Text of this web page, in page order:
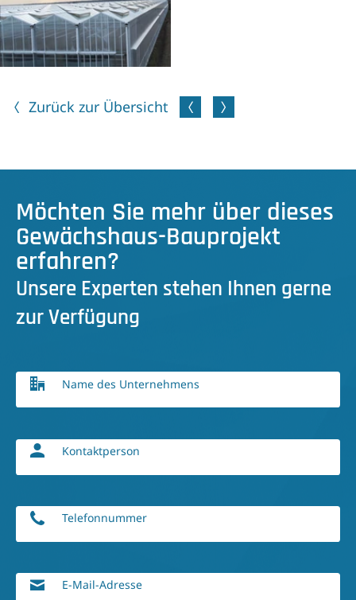
Zurück zur Übersicht
Möchten Sie mehr über dieses
Gewächshaus-Bauprojekt
erfahren?
Unsere Experten stehen Ihnen gerne
zur Verfügung
Name des Unternehmens
Kontaktperson
Telefonnummer
E-Mail-Adresse